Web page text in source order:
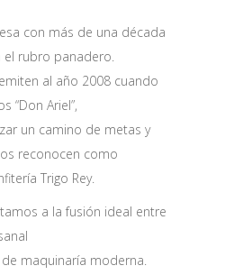
con más de una década
el rubro panadero.
al año 2008 cuando
“Don Ariel”,
un camino de metas y
reconocen como
Trigo Rey.
a la fusión ideal entre
maquinaría moderna.